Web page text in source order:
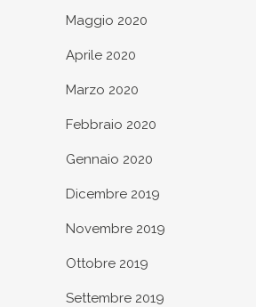
Maggio 2020
Aprile 2020
Marzo 2020
Febbraio 2020
Gennaio 2020
Dicembre 2019
Novembre 2019
Ottobre 2019
Settembre 2019